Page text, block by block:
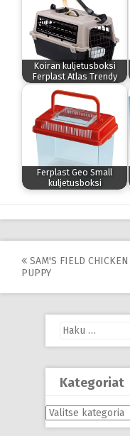
Koiran kuljetusboksi
Ferplast Atlas Trendy
Ferplast Geo Small
kuljetusboksi
Post
SAM'S FIELD CHICKEN
PUPPY
Haku:
Kategoriat
Kategoriat